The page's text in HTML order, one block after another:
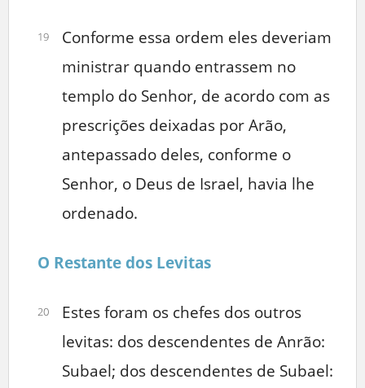
19
Conforme essa ordem eles deveriam
ministrar quando entrassem no
templo do Senhor, de acordo com as
prescrições deixadas por Arão,
antepassado deles, conforme o
Senhor, o Deus de Israel, havia lhe
ordenado.
O Restante dos Levitas
20
Estes foram os chefes dos outros
levitas: dos descendentes de Anrão:
Subael; dos descendentes de Subael: